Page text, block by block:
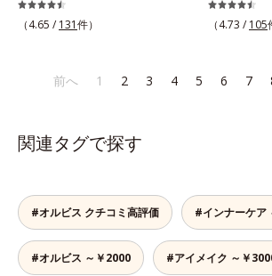
外線、大気中の微粒子汚れなどの外
的ダメージから肌表面をガードしま
でも、ただ隠すだけでなく、乾きや
ーします。【ラスティング効果】皮
脂選択テカリ防止成分(*5)テカリの
はしっかり残すことでカバー力を保
ちます。*1 メイク効果による*2 角
層の範囲内*3 スキンプロテクト※
複合成分配合＝肌を保護し、乾燥を
防ぐ複合成分 ※ ビルベリー葉エ
る透明感の
を用いた印
かさ印象が
性の清潔感、爽やかさ、若々しさの
であること(*2)を業界で初めて発見
の乾燥・テカリへのケアはそのまま
に、肌荒れ・ニキビ予防など“今”の
ローチする進化を遂げました。うる
おいを逃しやすい男性肌に着目し、
アイテム同士をなじみやすくする
「うるおいコネクト設計」を採用。
（4.65 / 131件）
性の清潔感
であること
ローチする
おいを逃し
アイテム同
「うるおい
（4.73 / 105
前へ 1 2 3 4 5 6 7
関連タグで探す
#オルビス クチコミ高評価 #インナーケア
#オルビス ～￥2000 #アイメイク ～￥